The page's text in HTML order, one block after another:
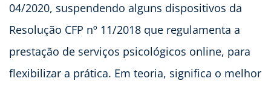
04/2020, suspendendo alguns dispositivos da
Resolução CFP nº 11/2018 que regulamenta a
prestação de serviços psicológicos online, para
flexibilizar a prática. Em teoria, significa o melhor